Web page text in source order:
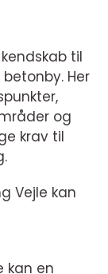
til
Her
og
krav til
Vejle kan
kan en